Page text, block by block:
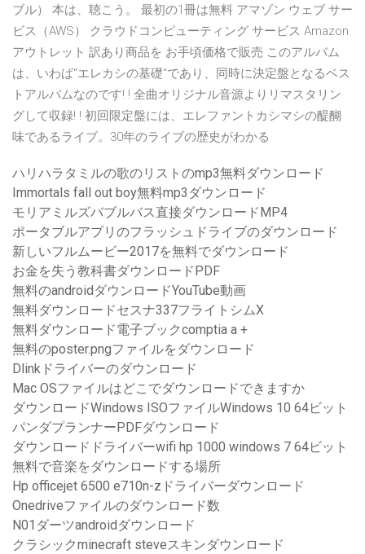
ブル） 本は、聴こう。 最初の1冊は無料 アマゾン ウェブ サー
ビス（AWS） クラウドコンピューティング サービス Amazon
アウトレット 訳あり商品を お手頃価格で販売 このアルバム
は、いわば“エレカシの基礎"であり、同時に決定盤となるベス
トアルバムなのです! ! 全曲オリジナル音源よりリマスタリン
グして収録! ! 初回限定盤には、エレファントカシマシの醍醐
味であるライブ。30年のライブの歴史がわかる
ハリハラタミルの歌のリストのmp3無料ダウンロード
Immortals fall out boy無料mp3ダウンロード
モリアミルズバブルバス直接ダウンロードMP4
ポータブルアプリのフラッシュドライブのダウンロード
新しいフルムービー2017を無料でダウンロード
お金を失う教科書ダウンロードPDF
無料のandroidダウンロードYouTube動画
無料ダウンロードセスナ337フライトシムX
無料ダウンロード電子ブックcomptia a +
無料のposter.pngファイルをダウンロード
Dlinkドライバーのダウンロード
Mac OSファイルはどこでダウンロードできますか
ダウンロードWindows ISOファイルWindows 10 64ビット
パンダプランナーPDFダウンロード
ダウンロードドライバーwifi hp 1000 windows 7 64ビット
無料で音楽をダウンロードする場所
Hp officejet 6500 e710n-zドライバーダウンロード
Onedriveファイルのダウンロード数
N01ダーツandroidダウンロード
クラシックminecraft steveスキンダウンロード